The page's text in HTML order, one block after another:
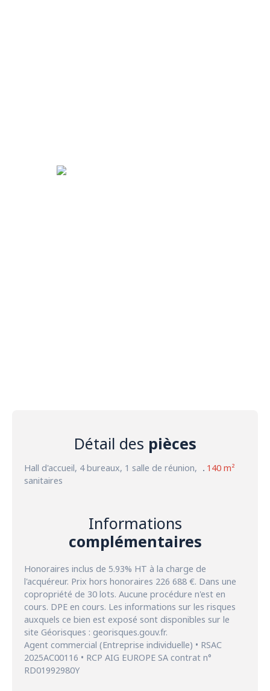
Détail des pièces
Hall d'accueil, 4 bureaux, 1 salle de réunion,
sanitaires
140 m²
Informations
complémentaires
Honoraires inclus de 5.93% HT à la charge de
l'acquéreur. Prix hors honoraires 226 688 €. Dans une
copropriété de 30 lots. Aucune procédure n'est en
cours. DPE en cours. Les informations sur les risques
auxquels ce bien est exposé sont disponibles sur le
site Géorisques : georisques.gouv.fr.
Agent commercial (Entreprise individuelle) • RSAC
2025AC00116 • RCP AIG EUROPE SA contrat n°
RD01992980Y